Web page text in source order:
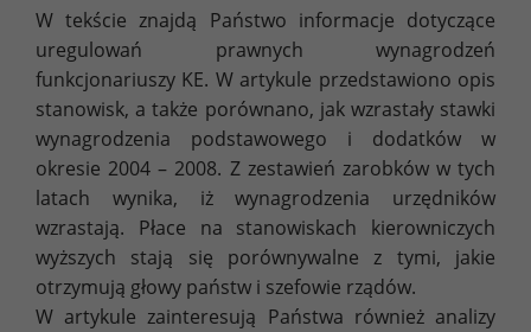
W tekście znajdą Państwo informacje dotyczące
uregulowań prawnych wynagrodzeń
funkcjonariuszy KE. W artykule przedstawiono opis
stanowisk, a także porównano, jak wzrastały stawki
wynagrodzenia podstawowego i dodatków w
okresie 2004 – 2008. Z zestawień zarobków w tych
latach wynika, iż wynagrodzenia urzędników
wzrastają. Płace na stanowiskach kierowniczych
wyższych stają się porównywalne z tymi, jakie
otrzymują głowy państw i szefowie rządów.
W artykule zainteresują Państwa również analizy